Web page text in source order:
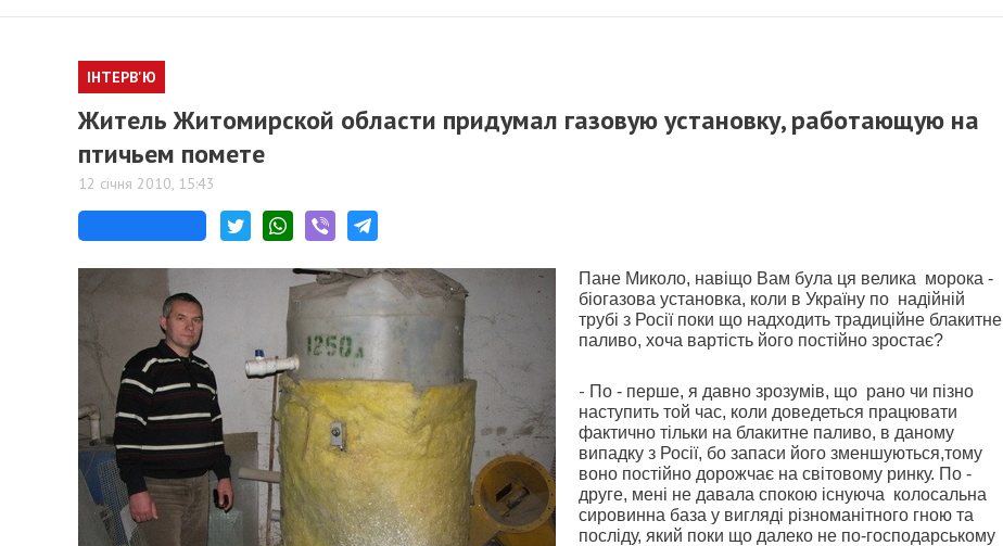
ІНТЕРВ'Ю
Житель Житомирской области придумал газовую установку, работающую на
птичьем помете
12 січня 2010, 15:43
Пане Миколо, навіщо Вам була ця велика морока -
біогазова установка, коли в Україну по надійній
трубі з Росії поки що надходить традиційне блакитне
паливо, хоча вартість його постійно зростає?
- По - перше, я давно зрозумів, що рано чи пізно
наступить той час, коли доведеться працювати
фактично тільки на блакитне паливо, в даному
випадку з Росії, бо запаси його зменшуються,тому
воно постійно дорожчає на світовому ринку. По -
друге, мені не давала спокою існуюча колосальна
сировинна база у вигляді різноманітного гною та
посліду, який поки що далеко не по-господарському